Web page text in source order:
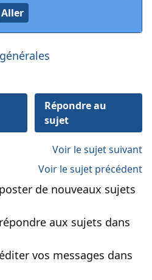
Répondre au
sujet
Voir le sujet suivant
Voir le sujet précédent
poster de nouveaux sujets
répondre aux sujets dans
éditer vos messages dans